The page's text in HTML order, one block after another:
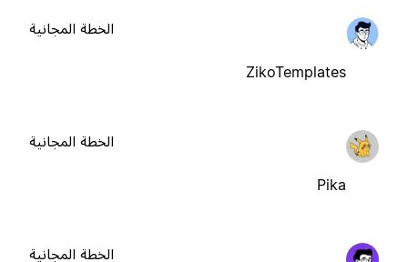
ZikoTemplates
الخطة المجانية
Pika
الخطة المجانية
الخطة المجانية